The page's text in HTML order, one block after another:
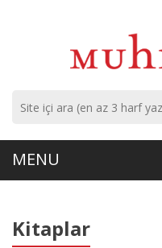
Kitaplar